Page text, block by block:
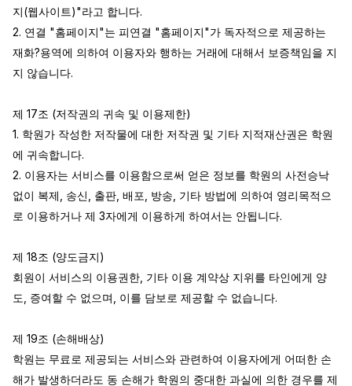
지(웹사이트)"라고 합니다.
2. 연결 "홈페이지"는 피연결 "홈페이지"가 독자적으로 제공하는
재화?용역에 의하여 이용자와 행하는 거래에 대해서 보증책임을 지
지 않습니다.
제 17조 (저작권의 귀속 및 이용제한)
1. 학원가 작성한 저작물에 대한 저작권 및 기타 지적재산권은 학원
에 귀속합니다.
2. 이용자는 서비스를 이용함으로써 얻은 정보를 학원의 사전승낙
없이 복제, 송신, 출판, 배포, 방송, 기타 방법에 의하여 영리목적으
로 이용하거나 제 3자에게 이용하게 하여서는 안됩니다.
제 18조 (양도금지)
회원이 서비스의 이용권한, 기타 이용 계약상 지위를 타인에게 양
도, 증여할 수 없으며, 이를 담보로 제공할 수 없습니다.
제 19조 (손해배상)
학원는 무료로 제공되는 서비스와 관련하여 이용자에게 어떠한 손
해가 발생하더라도 동 손해가 학원의 중대한 과실에 의한 경우를 제